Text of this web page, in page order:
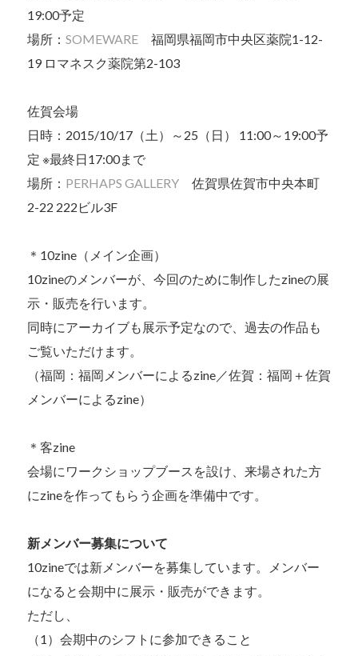
19:00予定
場所： SOMEWARE福岡県福岡市中央区薬院1-12-
19 ロマネスク薬院第2-103
佐賀会場
日時：2015/10/17（土）～25（日） 11:00～19:00予
定 ※最終日17:00まで
場所： PERHAPS GALLERY佐賀県佐賀市中央本町
2-22 222ビル3F
＊10zine（メイン企画）
10zineのメンバーが、今回のために制作したzineの展
示・販売を行います。
同時にアーカイブも展示予定なので、過去の作品も
ご覧いただけます。
（福岡：福岡メンバーによるzine／佐賀：福岡＋佐賀
メンバーによるzine）
＊客zine
会場にワークショップブースを設け、来場された方
にzineを作ってもらう企画を準備中です。
新メンバー募集について
10zineでは新メンバーを募集しています。メンバー
になると会期中に展示・販売ができます。
ただし、
（1）会期中のシフトに参加できること